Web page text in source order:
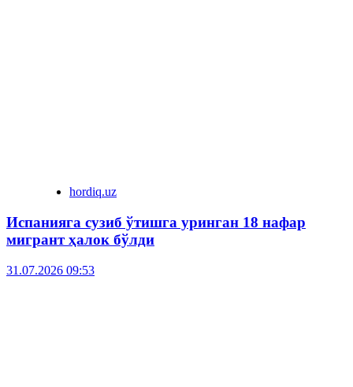
hordiq.uz
Испанияга сузиб ўтишга уринган 18 нафар
мигрант ҳалок бўлди
31.07.2026 09:53